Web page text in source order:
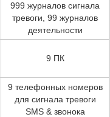
999 журналов сигнала
тревоги, 99 журналов
деятельности
9 ПК
9 телефонных номеров
для сигнала тревоги
SMS & звонока